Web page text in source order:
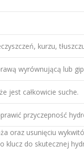
kurzu,
wyrównującą lub
jest całkowicie suche.
przyczepność
oraz usunięciu
klucz do skutecznej